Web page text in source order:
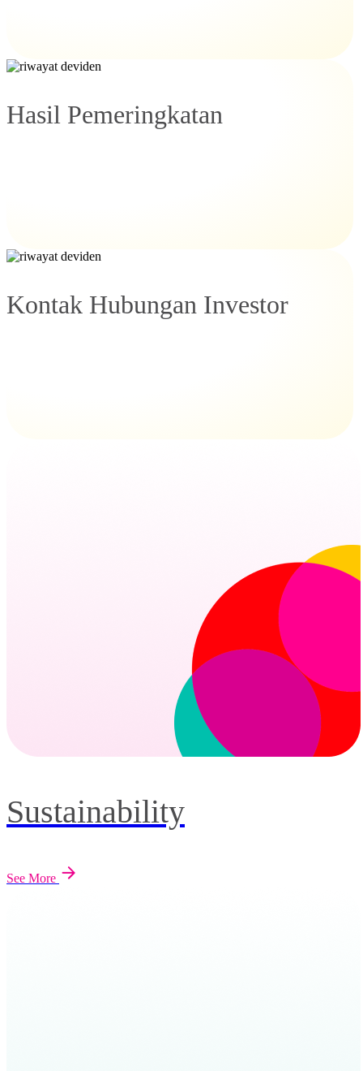
Hasil Pemeringkatan
Kontak Hubungan Investor
Sustainability
See More